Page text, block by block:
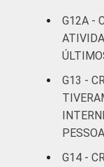
G12A -
G13 -
G14 -